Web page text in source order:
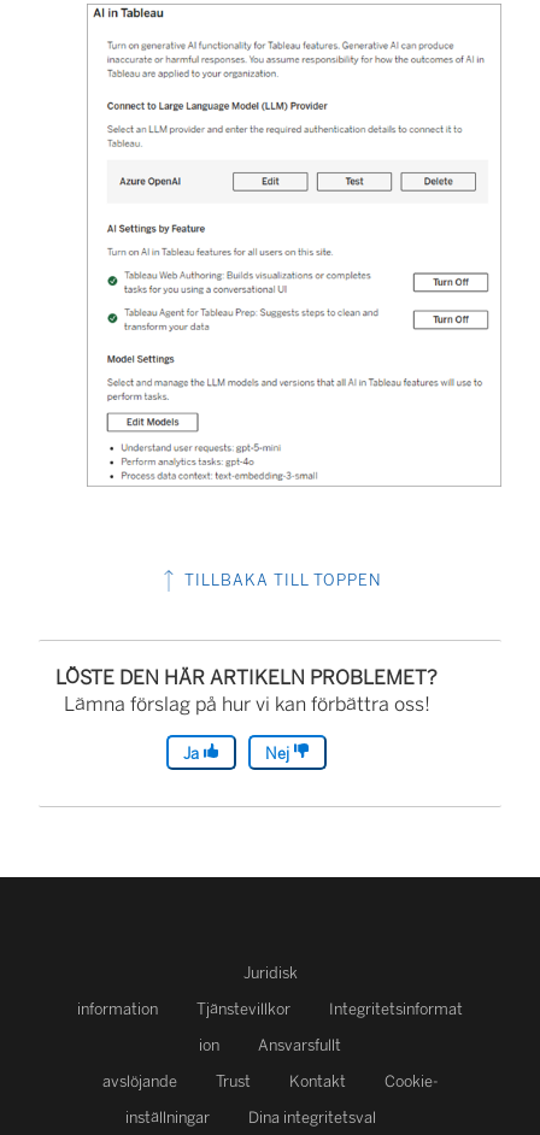
TILLBAKA TILL TOPPEN
LÖSTE DEN HÄR ARTIKELN PROBLEMET?
Lämna förslag på hur vi kan förbättra oss!
Ja Nej
Juridisk
information
Tjänstevillkor
Integritetsinformat
ion
Ansvarsfullt
avslöjande
Trust Kontakt
Cookie-
inställningar
Dina integritetsval